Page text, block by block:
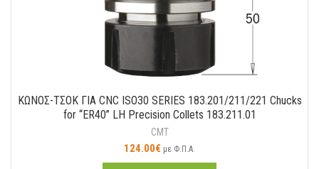
ΚΩΝΟΣ-ΤΣΟΚ ΓΙΑ CNC ISO30 SERIES 183.201/211/221 Chucks
for “ER40” LH Precision Collets 183.211.01
CMT
124.00€ με Φ.Π.Α.